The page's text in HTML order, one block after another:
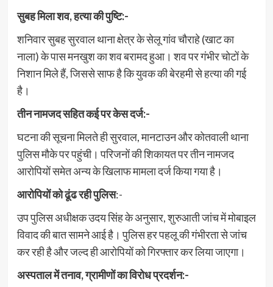
सुबह मिला शव, हत्या की पुष्टि:-
शनिवार सुबह सुरवाल थाना क्षेत्र के सेलू गांव चौराहे (खाट का
नाला) के पास मनखुश का शव बरामद हुआ। शव पर गंभीर चोटों के
निशान मिले हैं, जिससे साफ है कि युवक की बेरहमी से हत्या की गई
है।
तीन नामजद सहित कई पर केस दर्ज:-
घटना की सूचना मिलते ही सुरवाल, मानटाउन और कोतवाली थाना
पुलिस मौके पर पहुंची। परिजनों की शिकायत पर तीन नामजद
आरोपियों समेत अन्य के खिलाफ मामला दर्ज किया गया है।
आरोपियों को ढूंढ रही पुलिस:-
उप पुलिस अधीक्षक उदय सिंह के अनुसार, शुरुआती जांच में मोबाइल
विवाद की बात सामने आई है। पुलिस हर पहलू की गंभीरता से जांच
कर रही है और जल्द ही आरोपियों को गिरफ्तार कर लिया जाएगा।
अस्पताल में तनाव, ग्रामीणों का विरोध प्रदर्शन:-